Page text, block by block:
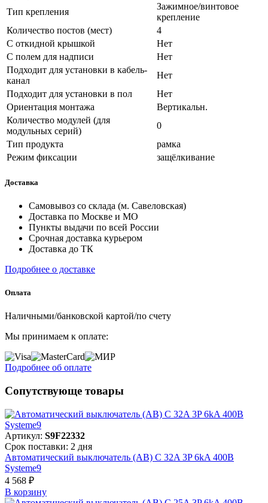
Тип крепления
Зажимное/винтовое
крепление
Количество постов (мест)
4
С откидной крышкой
Нет
С полем для надписи
Нет
Подходит для установки в кабель-
канал
Нет
Подходит для установки в пол
Нет
Ориентация монтажа
Вертикальн.
Количество модулей (для
модульных серий)
0
Тип продукта
рамка
Режим фиксации
защёлкивание
Доставка
Самовывоз со склада (м. Савеловская)
Доставка по Москве и МО
Пункты выдачи по всей России
Срочная доставка курьером
Доставка до ТК
Подробнее о доставке
Оплата
Наличными/банковской картой/по счету
Мы принимаем к оплате:
Подробнее об оплате
Сопутствующе товары
Артикул: S9F22332
Срок поставки: 2 дня
Автоматический выключатель (АВ) C 32A 3P 6kA 400В
Systeme9
4 568 ₽
В корзинy